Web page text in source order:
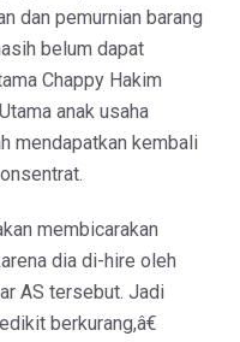
dan pemurnian barang
belum dapat
Chappy Hakim
anak usaha
mendapatkan kembali
membicarakan
dia di-hire oleh
AS tersebut. Jadi
berkurang,â€